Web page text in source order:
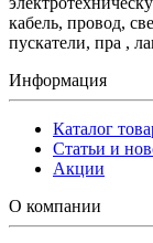
кабель, провод,
пускатели, пра ,
Информация
Каталог
Статьи и
Акции
О компании